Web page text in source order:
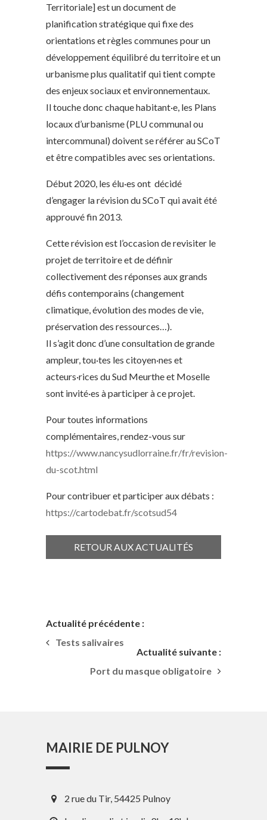
Territoriale] est un document de
planification stratégique qui fixe des
orientations et règles communes pour un
développement équilibré du territoire et un
urbanisme plus qualitatif qui tient compte
des enjeux sociaux et environnementaux.
Il touche donc chaque habitant·e, les Plans
locaux d’urbanisme (PLU communal ou
intercommunal) doivent se référer au SCoT
et être compatibles avec ses orientations.
Début 2020, les élu·es ont décidé
d’engager la révision du SCoT qui avait été
approuvé fin 2013.
Cette révision est l’occasion de revisiter le
projet de territoire et de définir
collectivement des réponses aux grands
défis contemporains (changement
climatique, évolution des modes de vie,
préservation des ressources…).
Il s’agit donc d’une consultation de grande
ampleur, tou·tes les citoyen·nes et
acteurs·rices du Sud Meurthe et Moselle
sont invité·es à participer à ce projet.
Pour toutes informations
complémentaires, rendez-vous sur
https://www.nancysudlorraine.fr/fr/revision-
du-scot.html
Pour contribuer et participer aux débats :
https://cartodebat.fr/scotsud54
RETOUR AUX ACTUALITÉS
Actualité précédente :
Tests salivaires
Actualité suivante :
Port du masque obligatoire
MAIRIE DE PULNOY
2 rue du Tir, 54425 Pulnoy